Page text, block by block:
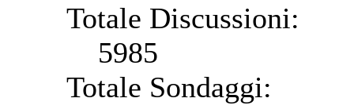
Totale Discussioni:
5985
Totale Sondaggi: